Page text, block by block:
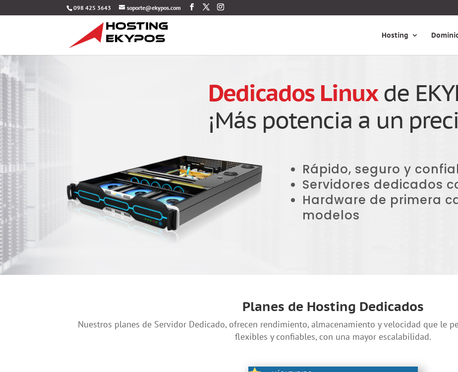
098 425 3643 soporte@ekypos.com
Hosting
Dedicados Linux de
¡Más potencia a un
Rápido, seguro y
Servidores dedicados
Hardware de primera
modelos
Planes de Hosting Dedicados
Nuestros planes de Servidor Dedicado, ofrecen rendimiento, almacenamiento y velocidad que le
flexibles y confiables, con una mayor escalabilidad.